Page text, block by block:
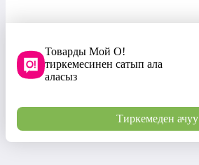
Товарды Мой О!
тиркемесинен сатып ала
аласыз
Тиркемеден ачуу